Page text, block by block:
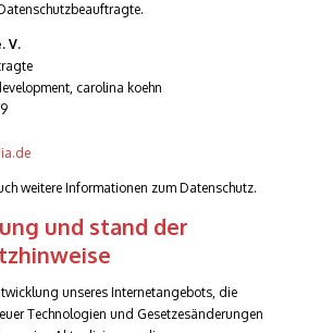
V.
carolina koehn
weitere Informationen zum Datenschutz.
und stand der
unseres Internetangebots, die
Technologien und Gesetzesänderungen